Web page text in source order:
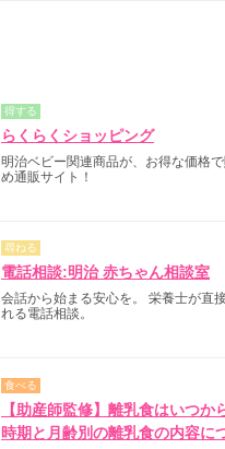
得する
らくらくショッピング
明治ベビー関連商品が、お得な価格
め通販サイト！
尋ねる
電話相談:明治 赤ちゃん相談室
会話から始まる安心を。 栄養士が直
れる電話相談。
食べる
【助産師監修】離乳食はいつか
時期と月齢別の離乳食の内容に